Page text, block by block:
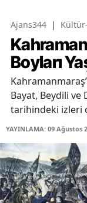
Ajans344 |
Boyları
Bayat, Beydili
tarihindeki izleri
YAYINLAMA: 09 Ağustos